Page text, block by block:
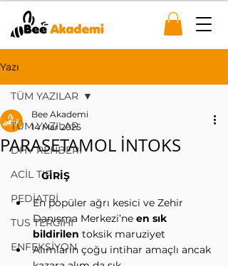
Yazı
TÜM YAZILAR
DHY REHBERİ
ACİL TIP
PEDİATRİ
TUS TERCİHİ
ENFEKSİYON
TÜM YAZILAR
PARASETAMOL İNTOKS
Bee Akademi
14 Mar 2025
GİRİŞ
En popüler ağrı kesici ve Zehir
Danışma Merkezi’ne en sık
bildirilen toksik maruziyet
Alımların çoğu intihar amaçlı ancak